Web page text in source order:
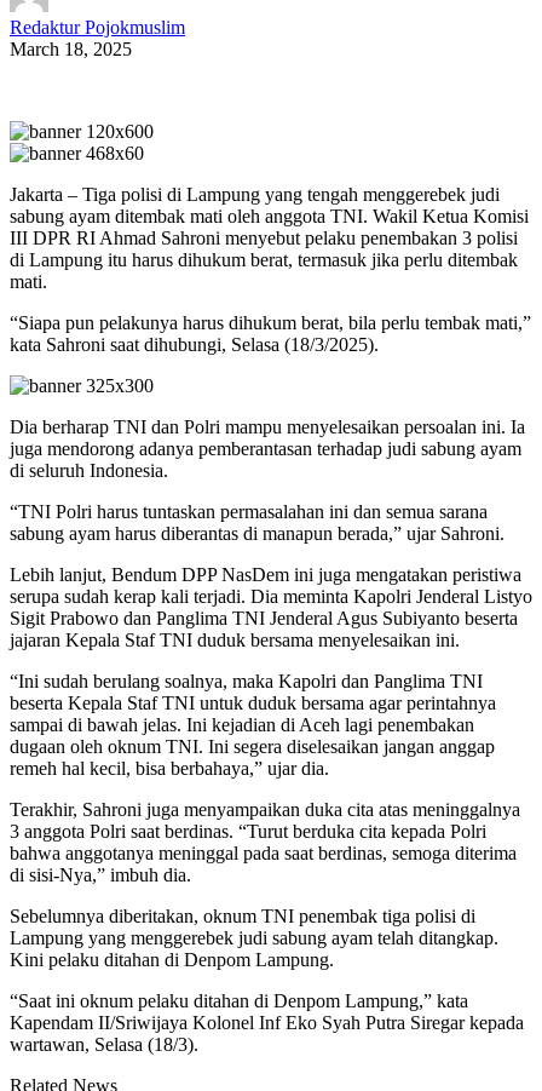
Redaktur Pojokmuslim
March 18, 2025
Jakarta – Tiga polisi di Lampung yang tengah menggerebek judi
sabung ayam ditembak mati oleh anggota TNI. Wakil Ketua Komisi
III DPR RI Ahmad Sahroni menyebut pelaku penembakan 3 polisi
di Lampung itu harus dihukum berat, termasuk jika perlu ditembak
mati.
“Siapa pun pelakunya harus dihukum berat, bila perlu tembak mati,”
kata Sahroni saat dihubungi, Selasa (18/3/2025).
Dia berharap TNI dan Polri mampu menyelesaikan persoalan ini. Ia
juga mendorong adanya pemberantasan terhadap judi sabung ayam
di seluruh Indonesia.
“TNI Polri harus tuntaskan permasalahan ini dan semua sarana
sabung ayam harus diberantas di manapun berada,” ujar Sahroni.
Lebih lanjut, Bendum DPP NasDem ini juga mengatakan peristiwa
serupa sudah kerap kali terjadi. Dia meminta Kapolri Jenderal Listyo
Sigit Prabowo dan Panglima TNI Jenderal Agus Subiyanto beserta
jajaran Kepala Staf TNI duduk bersama menyelesaikan ini.
“Ini sudah berulang soalnya, maka Kapolri dan Panglima TNI
beserta Kepala Staf TNI untuk duduk bersama agar perintahnya
sampai di bawah jelas. Ini kejadian di Aceh lagi penembakan
dugaan oleh oknum TNI. Ini segera diselesaikan jangan anggap
remeh hal kecil, bisa berbahaya,” ujar dia.
Terakhir, Sahroni juga menyampaikan duka cita atas meninggalnya
3 anggota Polri saat berdinas. “Turut berduka cita kepada Polri
bahwa anggotanya meninggal pada saat berdinas, semoga diterima
di sisi-Nya,” imbuh dia.
Sebelumnya diberitakan, oknum TNI penembak tiga polisi di
Lampung yang menggerebek judi sabung ayam telah ditangkap.
Kini pelaku ditahan di Denpom Lampung.
“Saat ini oknum pelaku ditahan di Denpom Lampung,” kata
Kapendam II/Sriwijaya Kolonel Inf Eko Syah Putra Siregar kepada
wartawan, Selasa (18/3).
Related News